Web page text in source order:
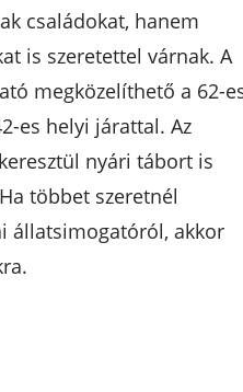
családokat, hanem
is szeretettel várnak. A
megközelíthető a 62-
es helyi járattal. Az
nyári tábort is
többet szeretnél
állatsimogatóról, akkor